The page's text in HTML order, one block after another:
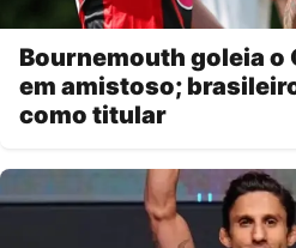
Bournemouth goleia o
em amistoso;
como titular